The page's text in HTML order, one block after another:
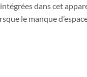
dans cet
le manque